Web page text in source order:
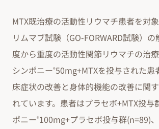
MTX既治療の活動性リウマチ患者を対
リムマブ試験（GO-FORWARD試験）
度から重度の活動性関節リウマチの治
シンポニー®50mg+MTXを投与された患
床症状の改善と身体的機能の改善に関
れています。患者はプラセボ+MTX投与
ポニー®100mg+プラセボ投与群(n=89)